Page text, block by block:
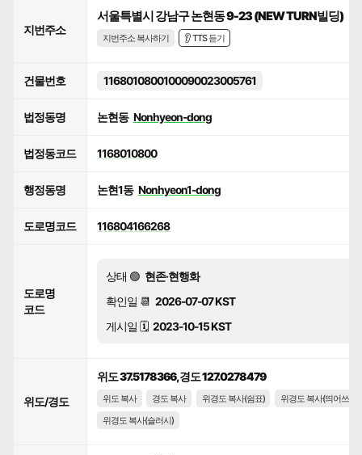
지번주소
서울특별시 강남구 논현동 9-23 (NEW TURN빌딩)
지번주소 복사하기 👂 TTS 듣기
건물번호 1168010800100090023005761
법정동명 논현동 Nonhyeon-dong
법정동코드 1168010800
행정동명 논현1동 Nonhyeon1-dong
도로명코드 116804166268
도로명
코드
상태 🟢 현존·현행화
확인일 📆 2026-07-07 KST
게시일 🗓️ 2023-10-15 KST
위도/경도
위도 37.5178366, 경도 127.0278479
위도 복사 경도 복사 위경도 복사(쉼표)
위경도 복사(띄어쓰기)
위경도 복사(슬러시)